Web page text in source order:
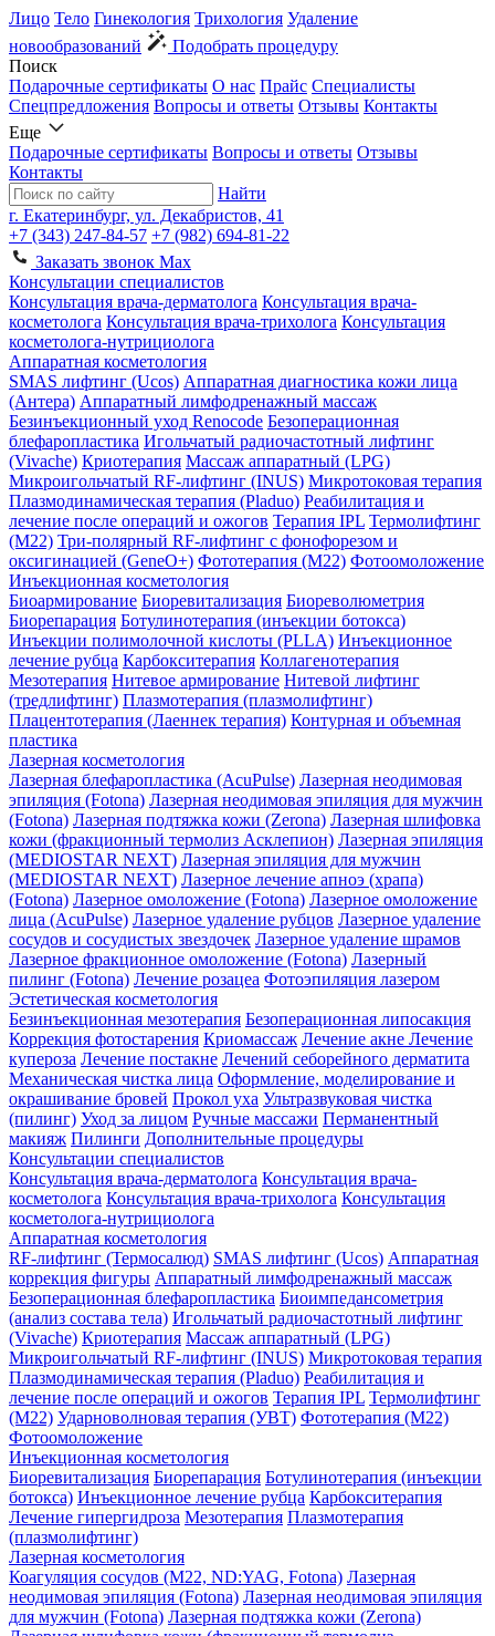
Лицо Тело Гинекология Трихология Удаление
новообразований
Подобрать процедуру
Поиск
Подарочные сертификаты О нас Прайс Специалисты
Спецпредложения Вопросы и ответы Отзывы Контакты
Еще
Подарочные сертификаты Вопросы и ответы Отзывы
Контакты
Найти
г. Екатеринбург, ул. Декабристов, 41
+7 (343) 247-84-57 +7 (982) 694-81-22
Заказать звонок Max
Консультации специалистов
Консультация врача-дерматолога Консультация врача-
косметолога Консультация врача-трихолога Консультация
косметолога-нутрициолога
Аппаратная косметология
SMAS лифтинг (Ucos) Аппаратная диагностика кожи лица
(Антера) Аппаратный лимфодренажный массаж
Безинъекционный уход Renocode Безоперационная
блефаропластика Игольчатый радиочастотный лифтинг
(Vivache) Криотерапия Массаж аппаратный (LPG)
Микроигольчатый RF-лифтинг (INUS) Микротоковая терапия
Плазмодинамическая терапия (Pladuo) Реабилитация и
лечение после операций и ожогов Терапия IPL Термолифтинг
(M22) Три-полярный RF-лифтинг c фонофорезом и
оксигинацией (GeneO+) Фототерапия (М22) Фотоомоложение
Инъекционная косметология
Биоармирование Биоревитализация Биореволюметрия
Биорепарация Ботулинотерапия (инъекции ботокса)
Инъекции полимолочной кислоты (PLLA) Инъекционное
лечение рубца Карбокситерапия Коллагенотерапия
Мезотерапия Нитевое армирование Нитевой лифтинг
(тредлифтинг) Плазмотерапия (плазмолифтинг)
Плацентотерапия (Лаеннек терапия) Контурная и объемная
пластика
Лазерная косметология
Лазерная блефаропластика (AcuPulse) Лазерная неодимовая
эпиляция (Fotona) Лазерная неодимовая эпиляция для мужчин
(Fotona) Лазерная подтяжка кожи (Zerona) Лазерная шлифовка
кожи (фракционный термолиз Асклепион) Лазерная эпиляция
(MEDIOSTAR NEXT) Лазерная эпиляция для мужчин
(MEDIOSTAR NEXT) Лазерное лечение апноэ (храпа)
(Fotona) Лазерное омоложение (Fotona) Лазерное омоложение
лица (AcuPulse) Лазерное удаление рубцов Лазерное удаление
сосудов и сосудистых звездочек Лазерное удаление шрамов
Лазерное фракционное омоложение (Fotona) Лазерный
пилинг (Fotona) Лечение розацеа Фотоэпиляция лазером
Эстетическая косметология
Безинъекционная мезотерапия Безоперационная липосакция
Коррекция фотостарения Криомассаж Лечение акне Лечение
купероза Лечение постакне Лечений себорейного дерматита
Механическая чистка лица Оформление, моделирование и
окрашивание бровей Прокол уха Ультразвуковая чистка
(пилинг) Уход за лицом Ручные массажи Перманентный
макияж Пилинги Дополнительные процедуры
Консультации специалистов
Консультация врача-дерматолога Консультация врача-
косметолога Консультация врача-трихолога Консультация
косметолога-нутрициолога
Аппаратная косметология
RF-лифтинг (Термосалюд) SMAS лифтинг (Ucos) Аппаратная
коррекция фигуры Аппаратный лимфодренажный массаж
Безоперационная блефаропластика Биоимпедансометрия
(анализ состава тела) Игольчатый радиочастотный лифтинг
(Vivache) Криотерапия Массаж аппаратный (LPG)
Микроигольчатый RF-лифтинг (INUS) Микротоковая терапия
Плазмодинамическая терапия (Pladuo) Реабилитация и
лечение после операций и ожогов Терапия IPL Термолифтинг
(M22) Ударноволновая терапия (УВТ) Фототерапия (М22)
Фотоомоложение
Инъекционная косметология
Биоревитализация Биорепарация Ботулинотерапия (инъекции
ботокса) Инъекционное лечение рубца Карбокситерапия
Лечение гипергидроза Мезотерапия Плазмотерапия
(плазмолифтинг)
Лазерная косметология
Коагуляция сосудов (М22, ND:YAG, Fotona) Лазерная
неодимовая эпиляция (Fotona) Лазерная неодимовая эпиляция
для мужчин (Fotona) Лазерная подтяжка кожи (Zerona)